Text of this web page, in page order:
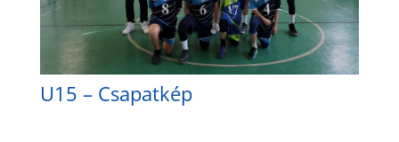
U15 – Csapatkép